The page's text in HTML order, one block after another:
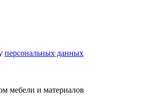
персональных данных
мебели и материалов